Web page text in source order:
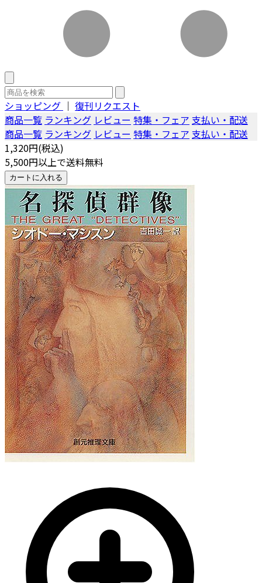
ショッピング ｜ 復刊リクエスト
商品一覧 ランキング レビュー 特集・フェア 支払い・配送
商品一覧 ランキング レビュー 特集・フェア 支払い・配送
1,320円(税込)
5,500円以上で送料無料
カートに入れる